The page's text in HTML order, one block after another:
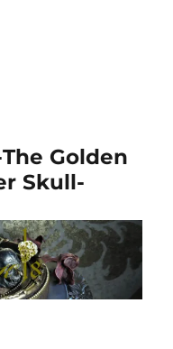
The Golden
Skull-